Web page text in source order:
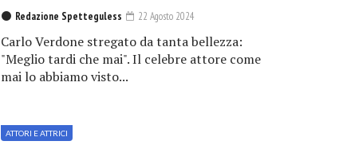
Redazione Spetteguless 22 Agosto 2024
Carlo Verdone stregato da tanta bellezza:
"Meglio tardi che mai". Il celebre attore come
mai lo abbiamo visto...
ATTORI E ATTRICI